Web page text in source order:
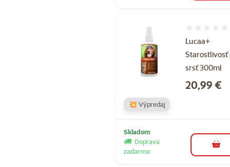
Lucaa+
Starostlivosť
srsť 300ml
Cena
20,99 €
💥 Výpredaj
Skladom
Doprava
zadarmo
do